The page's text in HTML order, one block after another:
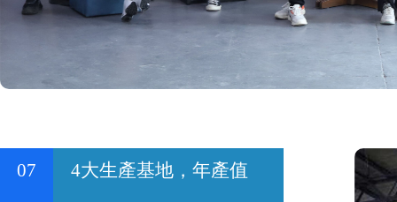
07 4大生產基地，年產值